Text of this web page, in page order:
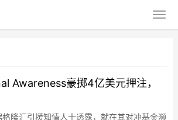
Awareness豪掷4亿美元押注，
隆汇引援知情人士透露，就在其对冲基金濒